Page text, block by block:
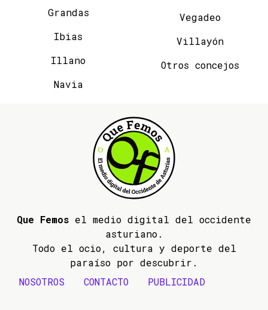
Grandas
Ibias
Illano
Navia
Vegadeo
Villayón
Otros concejos
Que Femos el medio digital del occidente
asturiano.
Todo el ocio, cultura y deporte del
paraíso por descubrir.
NOSOTROS
CONTACTO PUBLICIDAD